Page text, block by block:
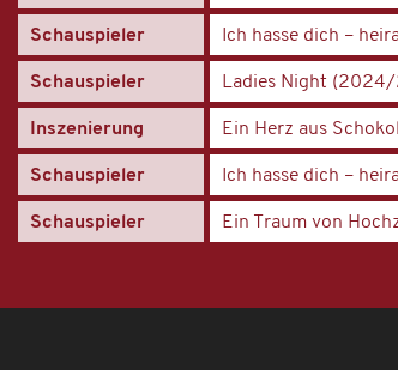
Schauspieler Ich hasse dich –
Schauspieler Ladies Night
Inszenierung Ein Herz aus
Schauspieler Ich hasse dich –
Schauspieler Ein Traum von